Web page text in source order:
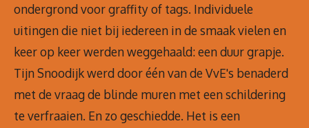
ondergrond voor graffity of tags. Individuele
uitingen die niet bij iedereen in de smaak vielen en
keer op keer werden weggehaald: een duur grapje.
Tijn Snoodijk werd door één van de VvE's benaderd
met de vraag de blinde muren met een schildering
te verfraaien. En zo geschiedde. Het is een